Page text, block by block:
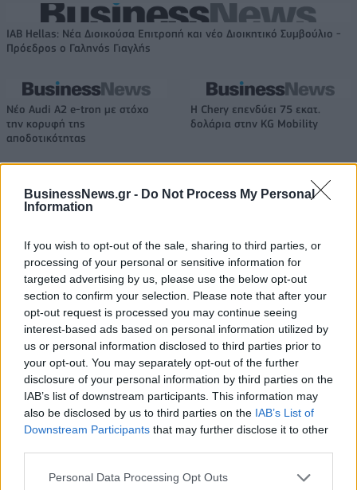
BusinessNews.gr - Do Not Process My Personal
Information
If you wish to opt-out of the sale, sharing to third parties, or
processing of your personal or sensitive information for
targeted advertising by us, please use the below opt-out
section to confirm your selection. Please note that after your
opt-out request is processed you may continue seeing
interest-based ads based on personal information utilized by
us or personal information disclosed to third parties prior to
your opt-out. You may separately opt-out of the further
disclosure of your personal information by third parties on the
IAB’s list of downstream participants. This information may
also be disclosed by us to third parties on the IAB’s List of
Downstream Participants that may further disclose it to other
Personal Data Processing Opt Outs
IAB Hellas: Νέα Διοικούσα Επιτροπή και νέο Διοικητικό Συμβούλιο -
Πρόεδρος ο Γαληνός Γιαγλής
Νέο Audi A2 e-tron με στόχο
την κορυφή της
αποδοτικότητας
Η Chery επενδύει 75 εκατ.
δολάρια στην KG Mobility
Το FIAT 500 Hybrid τώρα από 18.990 ευρώ
Ντουράντ: "Ο Γιάννης θα
μπορούσε να 'ναι ο κορυφαίος
όλων"! (vid)
Οι διακοπές των Γάλλων του
Παναθηναϊκού με τέσσερις
συμπατριώτες τους στη Μύκονο
(pic)
Είσοδος της γαλλικής Meridiam στην ηλεκτρική διασύνδεση Ελλάδας
– Κύπρου
στα καθαρά κέρδη του α΄
στα καθαρά κέρδη του α΄